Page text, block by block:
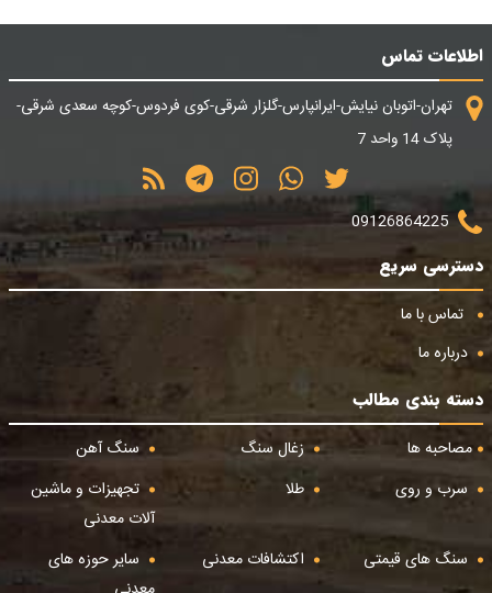
اطلاعات تماس
تهران-اتوبان نیایش-ایرانپارس-گلزار شرقی-کوی فردوس-کوچه سعدی شرقی-
پلاک 14 واحد 7
09126864225
دسترسی سریع
تماس با ما
درباره ما
دسته بندی مطالب
مصاحبه ها
زغال سنگ
سنگ آهن
سرب و روی
طلا
تجهیزات و ماشین
آلات معدنی
سنگ های قیمتی
اکتشافات معدنی
سایر حوزه های